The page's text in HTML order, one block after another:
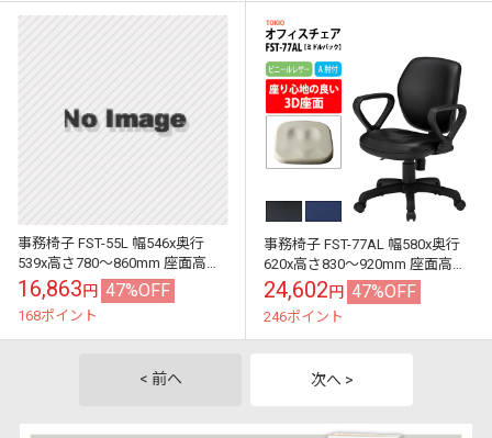
事務椅子 FST-55L 幅546x奥行
539x高さ780～860mm 座面高
410～490mm ビニールレザー 肘
なし オフィス...
16,863円 47%OFF
168ポイント
事務椅子 FST-77AL 幅580x奥行
620x高さ830～920mm 座面高
425～515mm ビニールレザー A
肘付 ミドル...
24,602円 47%OFF
246ポイント
< 前へ 次へ >